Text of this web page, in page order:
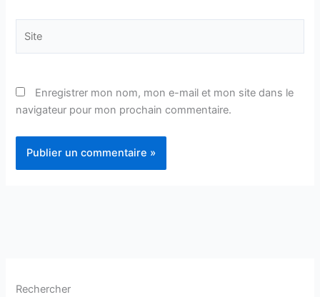
Enregistrer mon nom, mon e-mail et mon site dans le
navigateur pour mon prochain commentaire.
Rechercher